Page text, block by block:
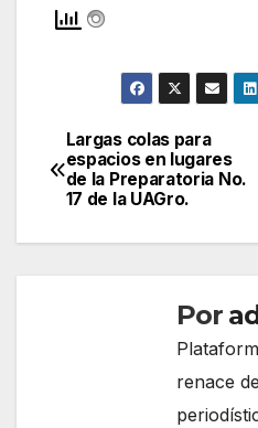
Navegación
de
entradas
Largas colas para
espacios en lugares
de la Preparatoria No.
17 de la UAGro.
Por
renace